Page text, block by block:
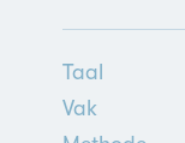
Taal
Vak